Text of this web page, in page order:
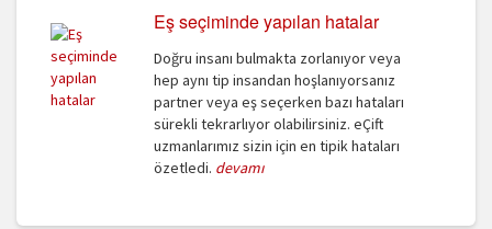
Eş seçiminde yapılan hatalar
Doğru insanı bulmakta zorlanıyor veya
hep aynı tip insandan hoşlanıyorsanız
partner veya eş seçerken bazı hataları
sürekli tekrarlıyor olabilirsiniz. eÇift
uzmanlarımız sizin için en tipik hataları
özetledi. devamı